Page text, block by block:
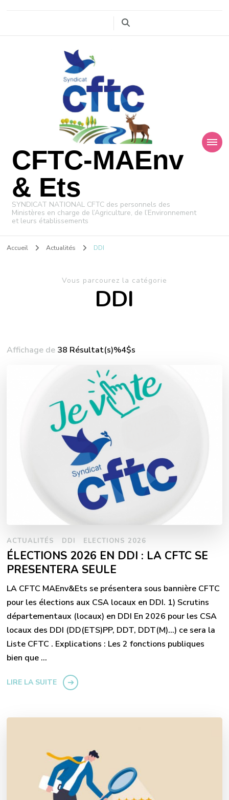
CFTC-MAEnv
& Ets
SYNDICAT NATIONAL CFTC des personnels des
Ministères en charge de l’Agriculture, de l’Environnement
et leurs établissements
Accueil Actualités DDI
Vous parcourez la catégorie
DDI
Affichage de 38 Résultat(s)%4$s
ACTUALITÉS DDI ELECTIONS 2026
ÉLECTIONS 2026 EN DDI : LA CFTC SE
PRESENTERA SEULE
LA CFTC MAEnv&Ets se présentera sous bannière CFTC
pour les élections aux CSA locaux en DDI. 1) Scrutins
départementaux (locaux) en DDI En 2026 pour les CSA
locaux des DDI (DD(ETS)PP, DDT, DDT(M)…) ce sera la
Liste CFTC . Explications : Les 2 fonctions publiques
bien que …
LIRE LA SUITE